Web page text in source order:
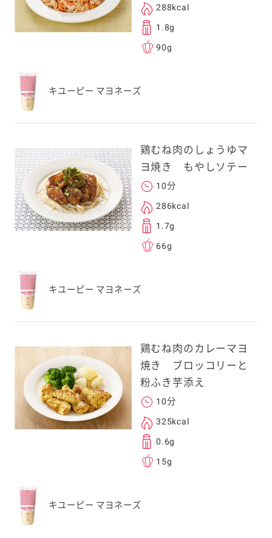
288kcal
1.8g
90g
キユーピー マヨネーズ
鶏むね肉のしょうゆマ
ヨ焼き もやしソテー
10分
286kcal
1.7g
66g
キユーピー マヨネーズ
鶏むね肉のカレーマヨ
焼き ブロッコリーと
粉ふき芋添え
10分
325kcal
0.6g
15g
キユーピー マヨネーズ